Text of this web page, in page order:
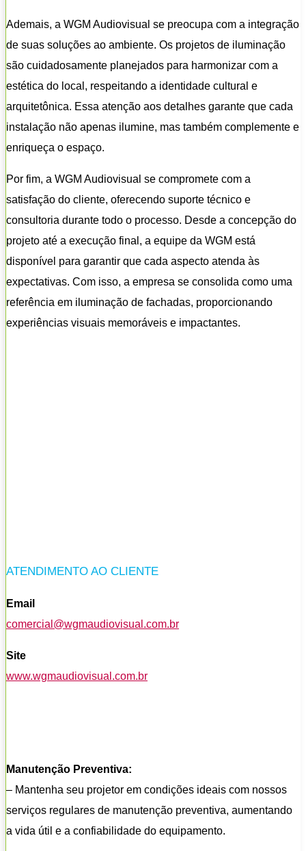
Ademais, a WGM Audiovisual se preocupa com a integração
de suas soluções ao ambiente. Os projetos de iluminação
são cuidadosamente planejados para harmonizar com a
estética do local, respeitando a identidade cultural e
arquitetônica. Essa atenção aos detalhes garante que cada
instalação não apenas ilumine, mas também complemente e
enriqueça o espaço.
Por fim, a WGM Audiovisual se compromete com a
satisfação do cliente, oferecendo suporte técnico e
consultoria durante todo o processo. Desde a concepção do
projeto até a execução final, a equipe da WGM está
disponível para garantir que cada aspecto atenda às
expectativas. Com isso, a empresa se consolida como uma
referência em iluminação de fachadas, proporcionando
experiências visuais memoráveis e impactantes.
ATENDIMENTO AO CLIENTE
Email
comercial@wgmaudiovisual.com.br
Site
www.wgmaudiovisual.com.br
Manutenção Preventiva:
– Mantenha seu projetor em condições ideais com nossos
serviços regulares de manutenção preventiva, aumentando
a vida útil e a confiabilidade do equipamento.